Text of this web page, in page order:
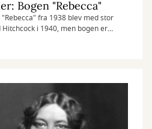
Bogen "Rebecca"
fra 1938 blev med stor
i 1940, men bogen er